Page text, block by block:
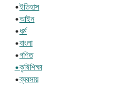
•ইতিহাস
•আইন
•ধর্ম
•বাংলা
•গণিত
•কৃষিশিক্ষা
•ব্যবসায়